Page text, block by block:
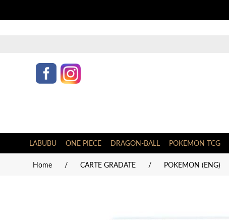
LABUBU ONE PIECE DRAGON-BALL POKEMON TCG
Home / CARTE GRADATE / POKEMON (ENG)